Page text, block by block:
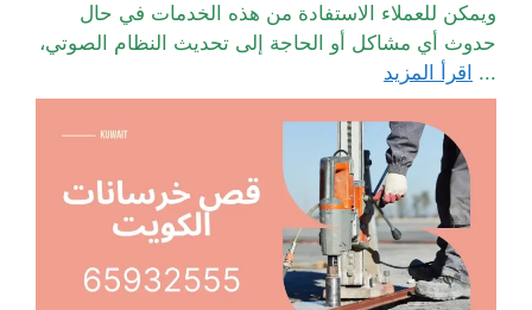
ويمكن للعملاء الاستفادة من هذه الخدمات في حال
حدوث أي مشاكل أو الحاجة إلى تحديث النظام الصوتي،
... اقرأ المزيد